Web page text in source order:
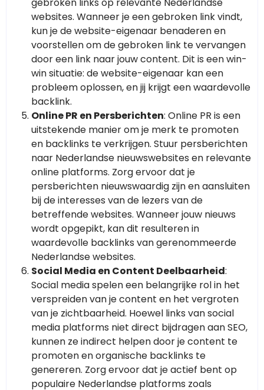
websites. Wanneer je een gebroken link vindt,
kun je de website-eigenaar benaderen en
voorstellen om de gebroken link te vervangen
door een link naar jouw content. Dit is een win-
win situatie: de website-eigenaar kan een
probleem oplossen, en jij krijgt een waardevolle
backlink.
Online PR en Persberichten: Online PR is een
uitstekende manier om je merk te promoten
en backlinks te verkrijgen. Stuur persberichten
naar Nederlandse nieuwswebsites en relevante
online platforms. Zorg ervoor dat je
persberichten nieuwswaardig zijn en aansluiten
bij de interesses van de lezers van de
betreffende websites. Wanneer jouw nieuws
wordt opgepikt, kan dit resulteren in
waardevolle backlinks van gerenommeerde
Nederlandse websites.
Social Media en Content Deelbaarheid:
Social media spelen een belangrijke rol in het
verspreiden van je content en het vergroten
van je zichtbaarheid. Hoewel links van social
media platforms niet direct bijdragen aan SEO,
kunnen ze indirect helpen door je content te
promoten en organische backlinks te
genereren. Zorg ervoor dat je actief bent op
populaire Nederlandse platforms zoals